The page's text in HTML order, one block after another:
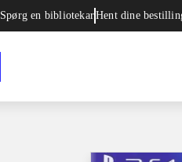
Spørg en bibliotekarHent dine